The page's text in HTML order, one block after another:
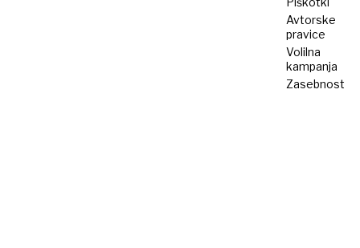
Avtorske
pravice
Volilna
kampanja
Zasebnost